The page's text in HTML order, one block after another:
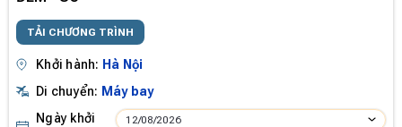
TẢI CHƯƠNG TRÌNH
Khởi hành: Hà Nội
Di chuyển: Máy bay
Ngày khởi
12/08/2026